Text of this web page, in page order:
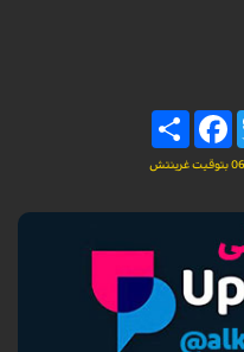
Share
Facebook